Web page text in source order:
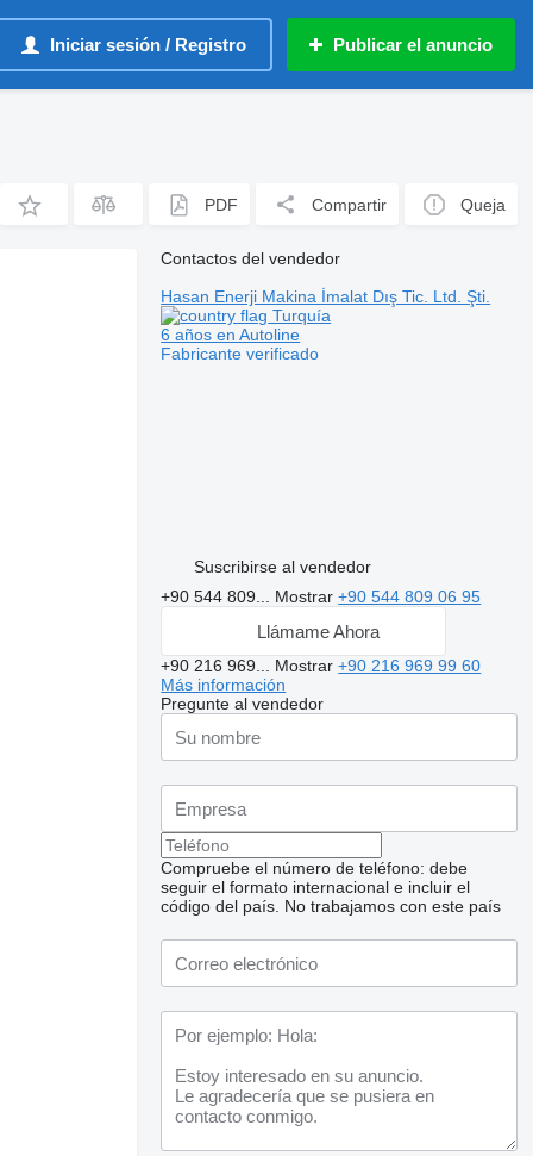
Iniciar sesión / Registro Publicar el anuncio
PDF Compartir Queja
Contactos del vendedor
Hasan Enerji Makina İmalat Dış Tic. Ltd. Şti.
Turquía
6 años en Autoline
Fabricante verificado
Suscribirse al vendedor
+90 544 809... Mostrar+90 544 809 06 95
Llámame Ahora
+90 216 969... Mostrar+90 216 969 99 60
Más información
Pregunte al vendedor
Compruebe el número de teléfono: debe
seguir el formato internacional e incluir el
código del país. No trabajamos con este país